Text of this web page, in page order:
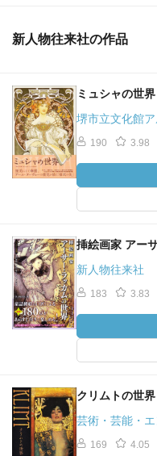
新人物往来社の作品
ミュシャの世界
堺市立文化館
190 3.98
挿絵画家 アー
新人物往来社
183 3.83
クリムトの世界
芸術・芸能・
169 4.05